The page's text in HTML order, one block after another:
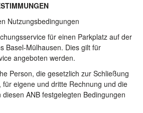
Nutzungsbedingungen
für einen Parkplatz auf der
Basel-Mülhausen. Dies gilt für
angeboten werden.
Person, die gesetzlich zur Schließung
eigene und dritte Rechnung und die
ANB festgelegten Bedingungen